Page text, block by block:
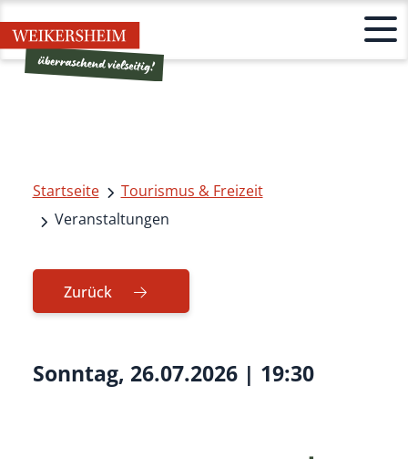
Startseite
Tourismus & Freizeit
Veranstaltungen
Zurück
Sonntag, 26.07.2026 | 19:30